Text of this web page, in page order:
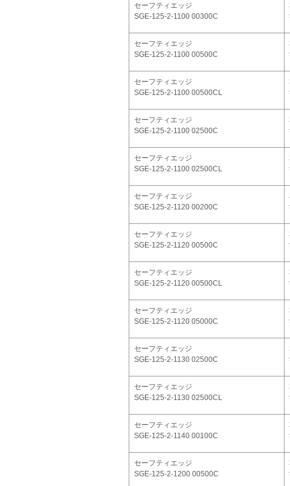
セーフティエッジ
SGE-125-2-1100 00300C
セーフティエッジ
SGE-125-2-1100 00500C
セーフティエッジ
SGE-125-2-1100 00500CL
セーフティエッジ
SGE-125-2-1100 02500C
セーフティエッジ
SGE-125-2-1100 02500CL
セーフティエッジ
SGE-125-2-1120 00200C
セーフティエッジ
SGE-125-2-1120 00500C
セーフティエッジ
SGE-125-2-1120 00500CL
セーフティエッジ
SGE-125-2-1120 05000C
セーフティエッジ
SGE-125-2-1130 02500C
セーフティエッジ
SGE-125-2-1130 02500CL
セーフティエッジ
SGE-125-2-1140 00100C
セーフティエッジ
SGE-125-2-1200 00500C